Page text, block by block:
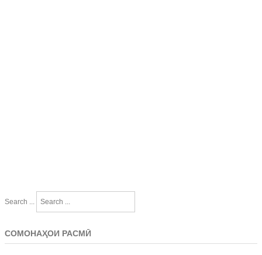
Search ...
СОМОНАҲОИ РАСМӢ